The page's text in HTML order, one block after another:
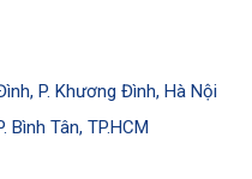
P. Khương Đình, Hà Nội
Tân, TP.HCM